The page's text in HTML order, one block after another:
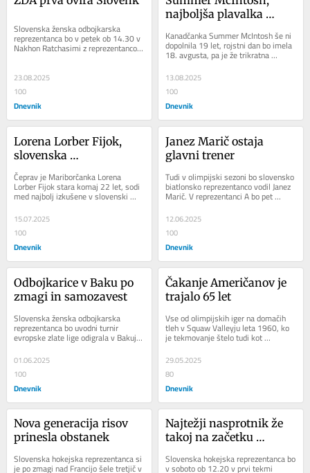
Slovenska ženska odbojkarska
reprezentanca bo v petek ob 14.30 v
Nakhon Ratchasimi z reprezentanco
ZDA odigrala prvo tekmo na
23.08.2025
100
Dnevnik
najboljša plavalka
najbolj pogreša mački
Kanadčanka Summer McIntosh še ni
dopolnila 19 let, rojstni dan bo imela
18. avgusta, pa je že trikratna
olimpijska in osemkratna svetovna...
13.08.2025
100
Dnevnik
Lorena Lorber Fijok,
slovenska
odbojki: Zgraditi želimo
svojo zgodbo
Čeprav je Mariborčanka Lorena
Lorber Fijok stara komaj 22 let, sodi
med najbolj izkušene v slovenski
ženski odbojkarski reprezentanci.
Že...
15.07.2025
100
Dnevnik
Janez Marič ostaja
glavni trener
Tudi v olimpijski sezoni bo slovensko
biatlonsko reprezentanco vodil Janez
Marič. V reprezentanci A bo pet
biatloncev, Jakov Fak, Miha Dovžan,
Toni...
12.06.2025
100
Dnevnik
Odbojkarice v Baku po
zmagi in samozavest
Slovenska ženska odbojkarska
reprezentanca bo uvodni turnir
evropske zlate lige odigrala v Bakuju.
V soboto ob 16. uri se bo pomerila z
Madžarsko, v...
01.06.2025
100
Dnevnik
Čakanje Američanov je
trajalo 65 let
Vse od olimpijskih iger na domačih
tleh v Squaw Valleyju leta 1960, ko
je tekmovanje štelo tudi kot
svetovno prvenstvo, so ameriški
hokejisti...
29.05.2025
80
Dnevnik
Nova generacija risov
prinesla obstanek
Slovenska hokejska reprezentanca si
je po zmagi nad Francijo šele tretjič v
Najtežji nasprotnik že
takoj na začetku
Slovenska hokejska reprezentanca bo
v soboto ob 12.20 v prvi tekmi